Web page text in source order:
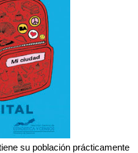
su población prácticamente